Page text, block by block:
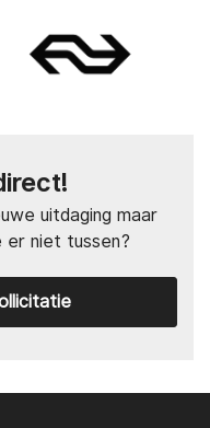
uitdaging maar
niet tussen?